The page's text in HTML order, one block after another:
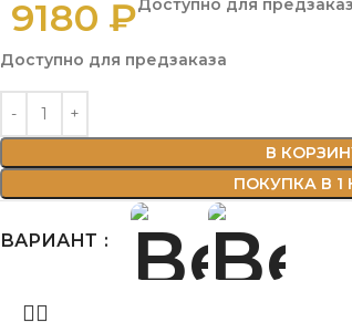
9180 ₽
Доступно для предзаказа
В
ПОКУПКА В 1
ВАРИАНТ